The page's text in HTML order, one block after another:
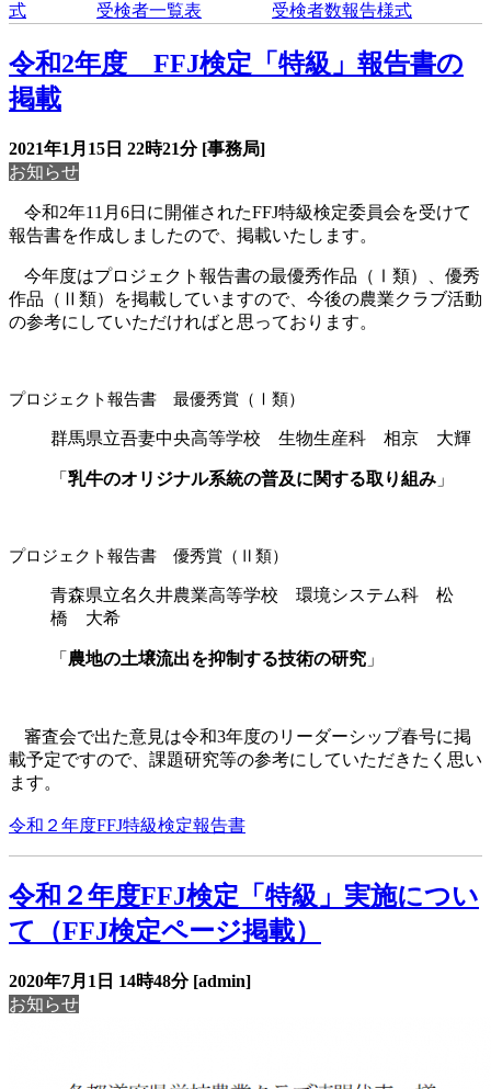
式
受検者一覧表 受検者数報告様式
令和2年度 FFJ検定「特級」報告書の
掲載
2021年1月15日 22時21分 [事務局]
お知らせ
令和2年11 月 6日に開催されたFFJ特級検定委員会を受けて
報告書を作成しましたので、掲載いたします。
今年度はプロジェクト報告書の最優秀作品（Ⅰ類）、優秀
作品（Ⅱ類）を掲載していますので、今後の農業クラブ活動
の参考にしていただければと思っております。
プロジェクト報告書 最優秀賞（Ⅰ類）
群馬県立吾妻中央高等学校 生物生産科 相京 大輝
「 乳牛のオリジナル系統の普及に関する取り組み」
プロジェクト報告書 優秀賞（Ⅱ類）
青森県立名久井農業高等学校 環境システム科 松
橋 大希
「 農地の土壌流出を抑制する技術の研究」
審査会で出た意見は令和3年度のリーダーシップ春号に掲
載予定ですので、課題研究等の参考にしていただきたく思い
ます。
令和２年度FFJ特級検定報告書
令和２年度FFJ検定「特級」実施につい
て（FFJ検定ページ掲載）
2020年7月1日 14時48分 [admin]
お知らせ